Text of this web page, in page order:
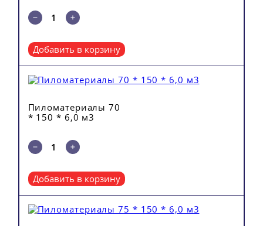
Добавить в корзину
Пиломатериалы 70
* 150 * 6,0 м3
Добавить в корзину